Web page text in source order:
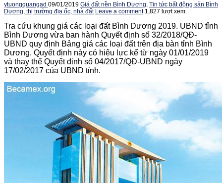
ytuongquangad 09/01/2019 Giá đất nền Bình Dương Tin tức bất động sản Bình
Dương, thị trường địa ốc, nhà đất Leave a comment 1,827 lượt xem
Tra cứu khung giá các loại đất Bình Dương 2019. UBND tỉnh
Bình Dương vừ​​a ban hành Quyết định số 32/2018/QĐ-
UBND quy định Bảng giá các loại đất trên địa bàn tỉnh Bình
Dương. Quyết định này có hiệu lực kể từ ngày 01/01/2019
và thay thế Quyết định số 04/2017/QĐ-UBND ngày
17/02/2017 của UBND tỉnh.​